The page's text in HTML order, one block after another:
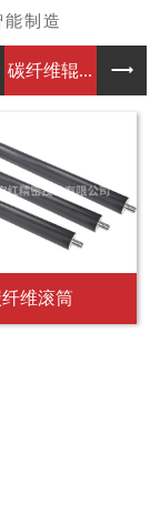
碳纤维辊... 包胶
橡胶辊